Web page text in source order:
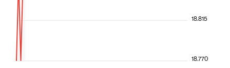
18.770
18.815